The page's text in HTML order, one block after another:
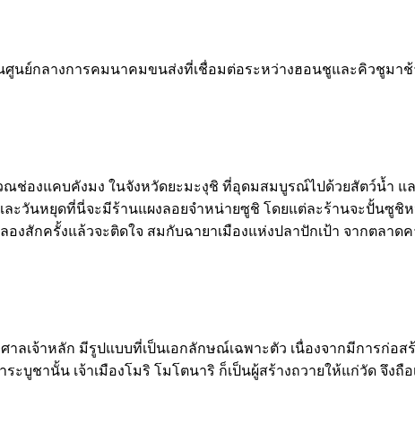
ศูนย์กลางการคมนาคมขนส่งที่เชื่อมต่อระหว่างฮอนชูและคิวชูมาช้
ณช่องแคบคังมง ในจังหวัดยะมะงุชิ ที่อุดมสมบูรณ์ไปด้วยสัตว์น้ำ
ะวันหยุดที่นี่จะมีร้านแผงลอยจำหน่ายซูชิ โดยแต่ละร้านจะปั้นซูชิ
งสักครั้งแล้วจะติดใจ สมกับฉายาเมืองแห่งปลาปักเป้า จากตลาดค
าลเจ้าหลัก มีรูปแบบที่เป็นเอกลักษณ์เฉพาะตัว เนื่องจากมีการก่
ะบูชานั้น เจ้าเมืองโมริ โมโตนาริ ก็เป็นผู้สร้างถวายให้แก่วัด จึ